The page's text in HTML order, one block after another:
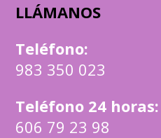
LLÁMANOS
Teléfono:
983 350 023
Teléfono 24 horas:
606 79 23 98